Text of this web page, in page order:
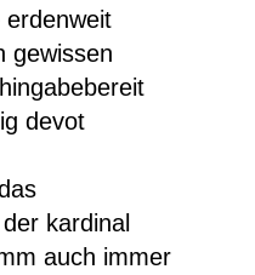
gewissen
devot
kardinal
auch immer